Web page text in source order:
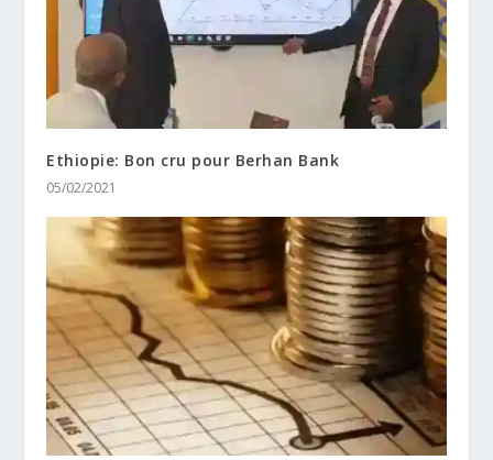
Ethiopie: Bon cru pour Berhan Bank
05/02/2021